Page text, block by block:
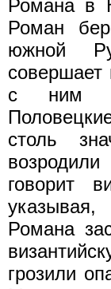
Романа в
Роман
южной
с ним
столь
говорит
Романа
грозили